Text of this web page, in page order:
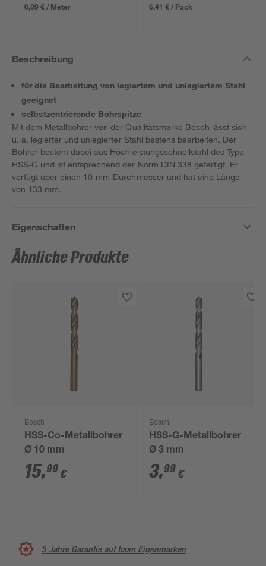
0,89 € / Meter
6,41 € / Pack
Beschreibung
für die Bearbeitung von legiertem und unlegiertem Stahl
geeignet
selbstzentrierende Bohrspitze
Mit dem Metallbohrer von der Qualitätsmarke Bosch lässt sich
u. a. legierter und unlegierter Stahl bestens bearbeiten. Der
Bohrer besteht dabei aus Hochleistungsschnellstahl des Typs
HSS-G und ist entsprechend der Norm DIN 338 gefertigt. Er
verfügt über einen 10-mm-Durchmesser und hat eine Länge
von 133 mm.
Eigenschaften
Ähnliche Produkte
Bosch
HSS-Co-Metallbohrer
Ø 10 mm
15,99 €
Bosch
HSS-G-Metallbohrer
Ø 3 mm
3,99 €
5 Jahre Garantie auf toom Eigenmarken